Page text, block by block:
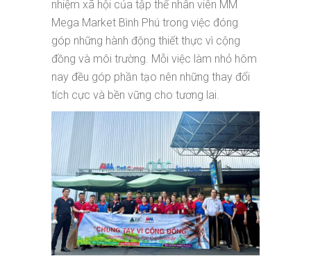
nhiệm xã hội của tập thể nhân viên MM
Mega Market Bình Phú trong việc đóng
góp những hành động thiết thực vì cộng
đồng và môi trường. Mỗi việc làm nhỏ hôm
nay đều góp phần tạo nên những thay đổi
tích cực và bền vững cho tương lai.